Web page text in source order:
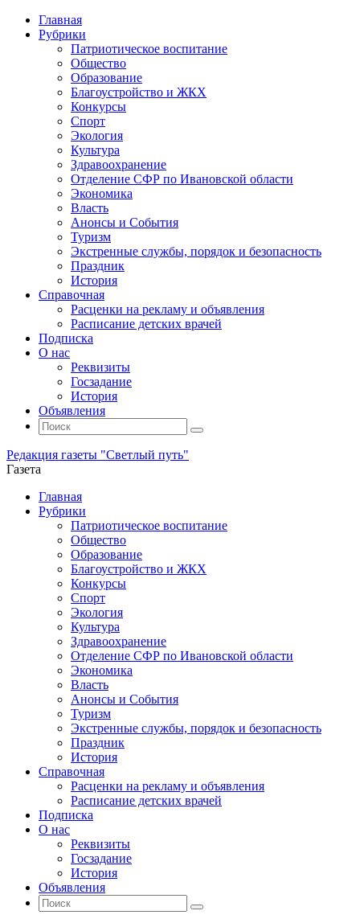
Главная
Рубрики
Патриотическое воспитание
Общество
Образование
Благоустройство и ЖКХ
Конкурсы
Спорт
Экология
Культура
Здравоохранение
Отделение СФР по Ивановской области
Экономика
Власть
Анонсы и События
Туризм
Экстренные службы, порядок и безопасность
Праздник
История
Справочная
Расценки на рекламу и объявления
Расписание детских врачей
Подписка
О нас
Реквизиты
Госзадание
История
Объявления
Поиск
Искать:
Поиск
Редакция газеты "Светлый путь"
Газета
Промотать
содержимому
Главная
Рубрики
Патриотическое воспитание
Общество
Образование
Благоустройство и ЖКХ
Конкурсы
Спорт
Экология
Культура
Здравоохранение
Отделение СФР по Ивановской области
Экономика
Власть
Анонсы и События
Туризм
Экстренные службы, порядок и безопасность
Праздник
История
Справочная
Расценки на рекламу и объявления
Расписание детских врачей
Подписка
О нас
Реквизиты
Госзадание
История
Объявления
Поиск
Искать:
Поиск